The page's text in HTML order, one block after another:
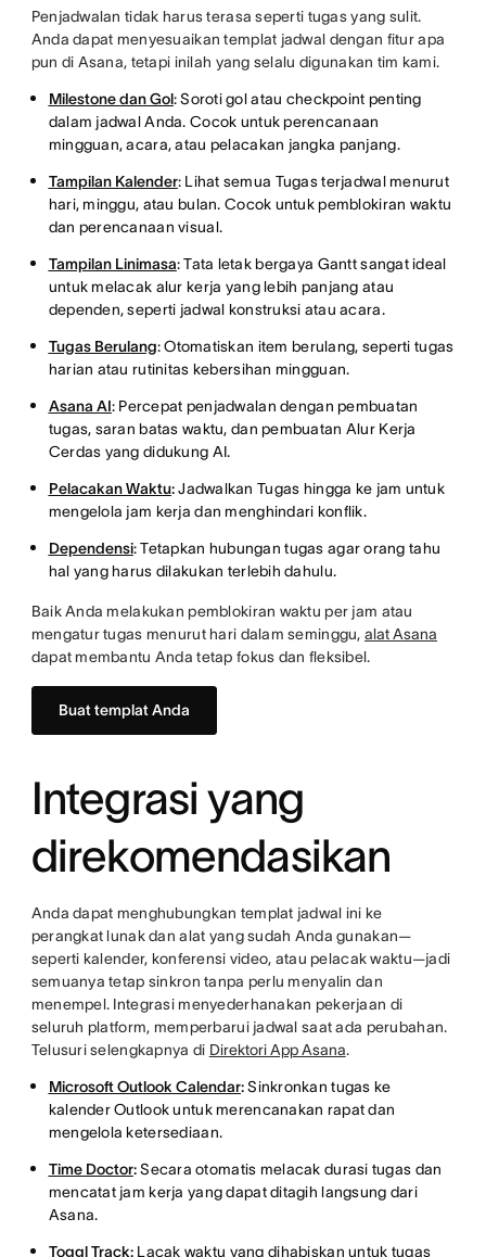
Penjadwalan tidak harus terasa seperti tugas yang sulit.
Anda dapat menyesuaikan templat jadwal dengan fitur apa
pun di Asana, tetapi inilah yang selalu digunakan tim kami.
Milestone dan Gol: Soroti gol atau checkpoint penting
dalam jadwal Anda. Cocok untuk perencanaan
mingguan, acara, atau pelacakan jangka panjang.
Tampilan Kalender: Lihat semua Tugas terjadwal menurut
hari, minggu, atau bulan. Cocok untuk pemblokiran waktu
dan perencanaan visual.
Tampilan Linimasa: Tata letak bergaya Gantt sangat ideal
untuk melacak alur kerja yang lebih panjang atau
dependen, seperti jadwal konstruksi atau acara.
Tugas Berulang: Otomatiskan item berulang, seperti tugas
harian atau rutinitas kebersihan mingguan.
Asana AI: Percepat penjadwalan dengan pembuatan
tugas, saran batas waktu, dan pembuatan Alur Kerja
Cerdas yang didukung AI.
Pelacakan Waktu:Jadwalkan Tugas hingga ke jam untuk
mengelola jam kerja dan menghindari konflik.
Dependensi: Tetapkan hubungan tugas agar orang tahu
hal yang harus dilakukan terlebih dahulu.
Baik Anda melakukan pemblokiran waktu per jam atau
mengatur tugas menurut hari dalam seminggu, alat Asana
dapat membantu Anda tetap fokus dan fleksibel.
Buat templat Anda
Integrasi yang
direkomendasikan
Anda dapat menghubungkan templat jadwal ini ke
perangkat lunak dan alat yang sudah Anda gunakan—
seperti kalender, konferensi video, atau pelacak waktu—jadi
semuanya tetap sinkron tanpa perlu menyalin dan
menempel. Integrasi menyederhanakan pekerjaan di
seluruh platform, memperbarui jadwal saat ada perubahan.
Telusuri selengkapnya di Direktori App Asana.
Microsoft Outlook Calendar:Sinkronkan tugas ke
kalender Outlook untuk merencanakan rapat dan
mengelola ketersediaan.
Time Doctor:Secara otomatis melacak durasi tugas dan
mencatat jam kerja yang dapat ditagih langsung dari
Asana.
Toggl Track: Lacak waktu yang dihabiskan untuk tugas